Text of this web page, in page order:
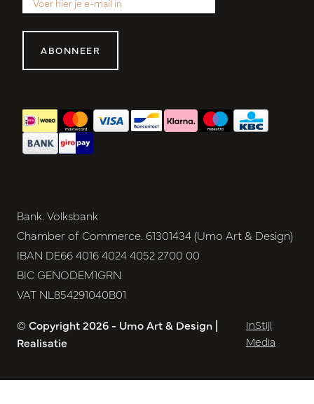
ABONNEER
Bank. Volksbank
Chamber of Commerce. 61301434 (Umo Art & Design)
IBAN DE66 4016 4024 4052 2700 00
BIC GENODEM1GRN
VAT NL854291040B01
© Copyright 2026 - Umo Art & Design |
Realisatie
InStijl
Media